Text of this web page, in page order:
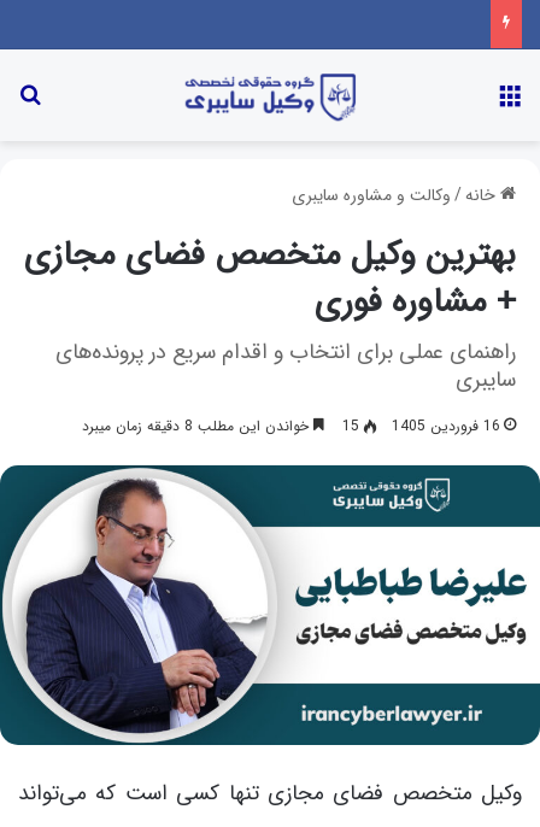
خانه/وکالت و مشاوره سایبری
بهترین وکیل متخصص فضای مجازی
+ مشاوره فوری
راهنمای عملی برای انتخاب و اقدام سریع در پرونده‌های
سایبری
16 فروردین 1405 15 خواندن این مطلب 8 دقیقه زمان میبرد
وکیل متخصص فضای مجازی تنها کسی است که می‌تواند